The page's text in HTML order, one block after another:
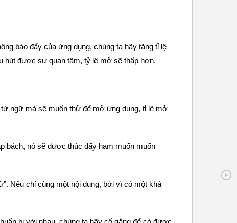
báo đẩy của ứng dụng, chúng ta hãy tăng tỉ lệ
hút được sự quan tâm, tỷ lệ mở sẽ thấp hơn.
ngữ mà sẽ muốn thử để mở ứng dụng, tỉ lệ mở
bách, nó sẽ được thúc đẩy ham muốn muốn
Nếu chỉ cùng một nội dung, bởi vì có một khả